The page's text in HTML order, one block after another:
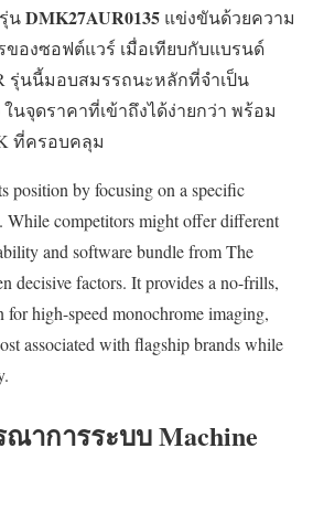
นDMK27AUR0135 แข่งขันด้วยความ
องซอฟต์แวร์ เมื่อเทียบกับแบรนด์
รุ่นนี้มอบสมรรถนะหลักที่จำเป็น
ในจุดราคาที่เข้าถึงได้ง่ายกว่า พร้อม
ที่ครอบคลุม
position by focusing on a specific
While competitors might offer different
and software bundle from The
decisive factors. It provides a no-frills,
for high-speed monochrome imaging,
associated with flagship brands while
าการระบบ Machine